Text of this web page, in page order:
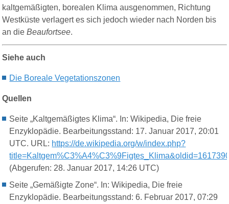
kaltgemäßigten, borealen Klima ausgenommen, Richtung
Westküste verlagert es sich jedoch wieder nach Norden bis
an dieBeaufortsee.
Siehe auch
Die Boreale Vegetationszonen
Quellen
Seite „Kaltgemäßigtes Klima“. In: Wikipedia, Die freie
Enzyklopädie. Bearbeitungsstand: 17. Januar 2017, 20:01
UTC. URL: https://de.wikipedia.org/w/index.php?
(Abgerufen: 28. Januar 2017, 14:26 UTC)
Seite „Gemäßigte Zone“. In: Wikipedia, Die freie
Enzyklopädie. Bearbeitungsstand: 6. Februar 2017, 07:29